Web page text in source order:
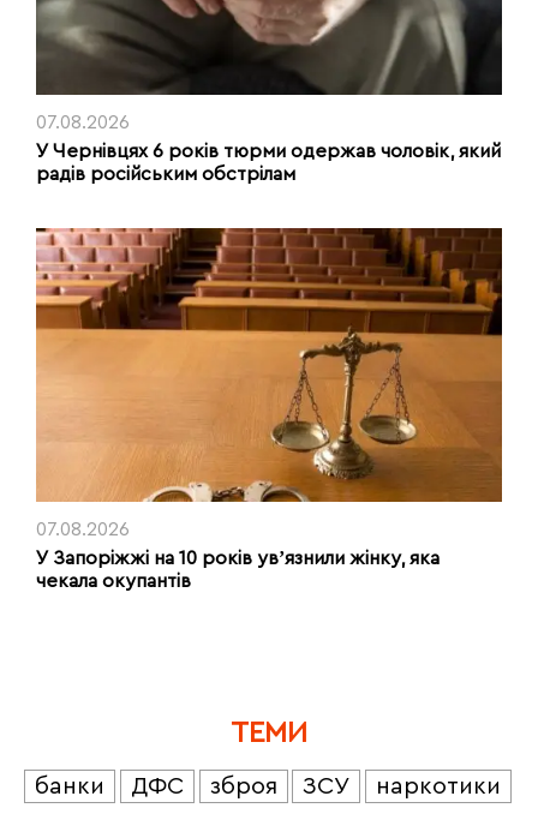
07.08.2026
У Чернівцях 6 років тюрми одержав чоловік, який
радів російським обстрілам
07.08.2026
У Запоріжжі на 10 років увʼязнили жінку, яка
чекала окупантів
ТЕМИ
банки ДФС зброя ЗСУ
наркотики